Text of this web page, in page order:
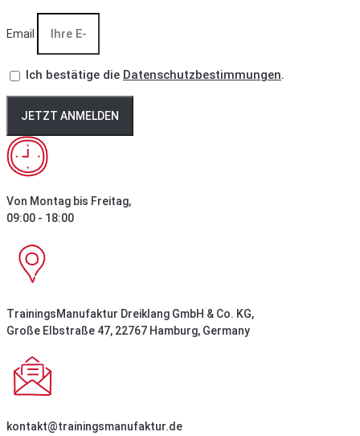
Email
Ich bestätige die Datenschutzbestimmungen.
JETZT ANMELDEN
Von Montag bis Freitag,
09:00 - 18:00
TrainingsManufaktur Dreiklang GmbH & Co. KG,
Große Elbstraße 47, 22767 Hamburg, Germany
kontakt@trainingsmanufaktur.de